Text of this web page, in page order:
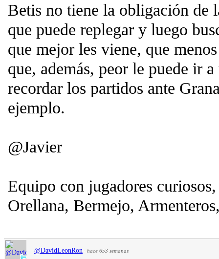
Betis no tiene la obligación de
que puede replegar y luego
que mejor les viene, que
que, además, peor le puede ir
recordar los partidos ante
ejemplo.
@Javier
Equipo con jugadores
Orellana, Bermejo,
@DavidLeonRon · hace 653 semanas